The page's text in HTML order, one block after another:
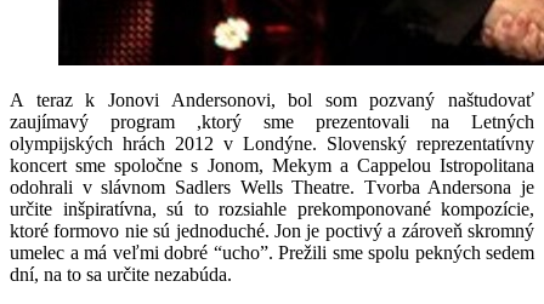
A teraz k Jonovi Andersonovi, bol som pozvaný naštudovať
zaujímavý program ,ktorý sme prezentovali na Letných
olympijských hrách 2012 v Londýne. Slovenský reprezentatívny
koncert sme spoločne s Jonom, Mekym a Cappelou Istropolitana
odohrali v slávnom Sadlers Wells Theatre. Tvorba Andersona je
určite inšpiratívna, sú to rozsiahle prekomponované kompozície,
ktoré formovo nie sú jednoduché. Jon je poctivý a zároveň skromný
umelec a má veľmi dobré “ucho”. Prežili sme spolu pekných sedem
dní, na to sa určite nezabúda.